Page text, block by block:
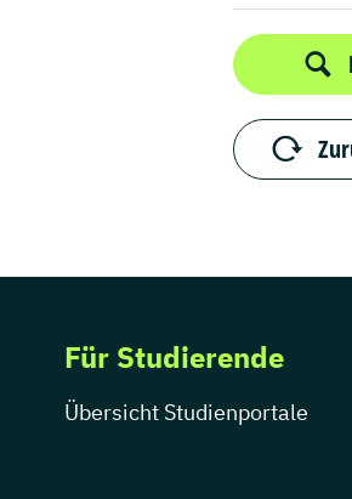
Für Studierende
Übersicht Studienportale